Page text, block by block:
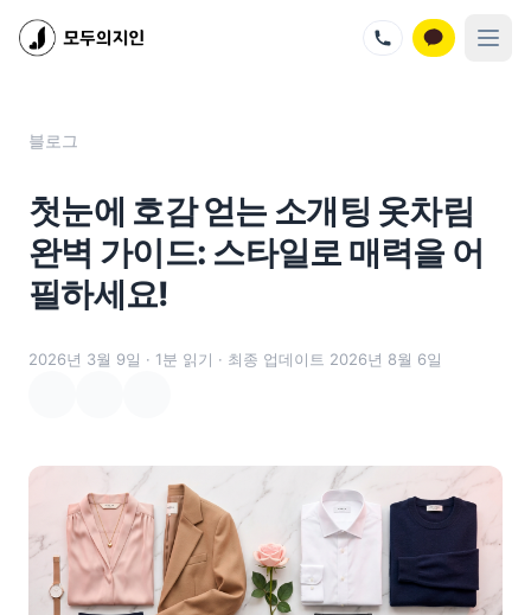
지인벤처스 서비스
모두의지인 - 프리미엄 결혼정보회사
멤버십 가격
성혼 스토리
회원 혜택
이벤트
블로그
오시는 길
블로그
첫눈에 호감 얻는 소개팅 옷차림
완벽 가이드: 스타일로 매력을 어
필하세요!
2026년 3월 9일 · 1분 읽기 · 최종 업데이트 2026년 8월 6일